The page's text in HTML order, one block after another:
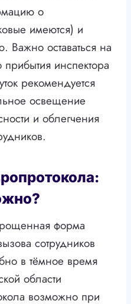
о
имеются) и
Важно оставаться на
инспектора
рекомендуется
освещение
и облегчения
форма
сотрудников
в тёмное время
области
возможно при